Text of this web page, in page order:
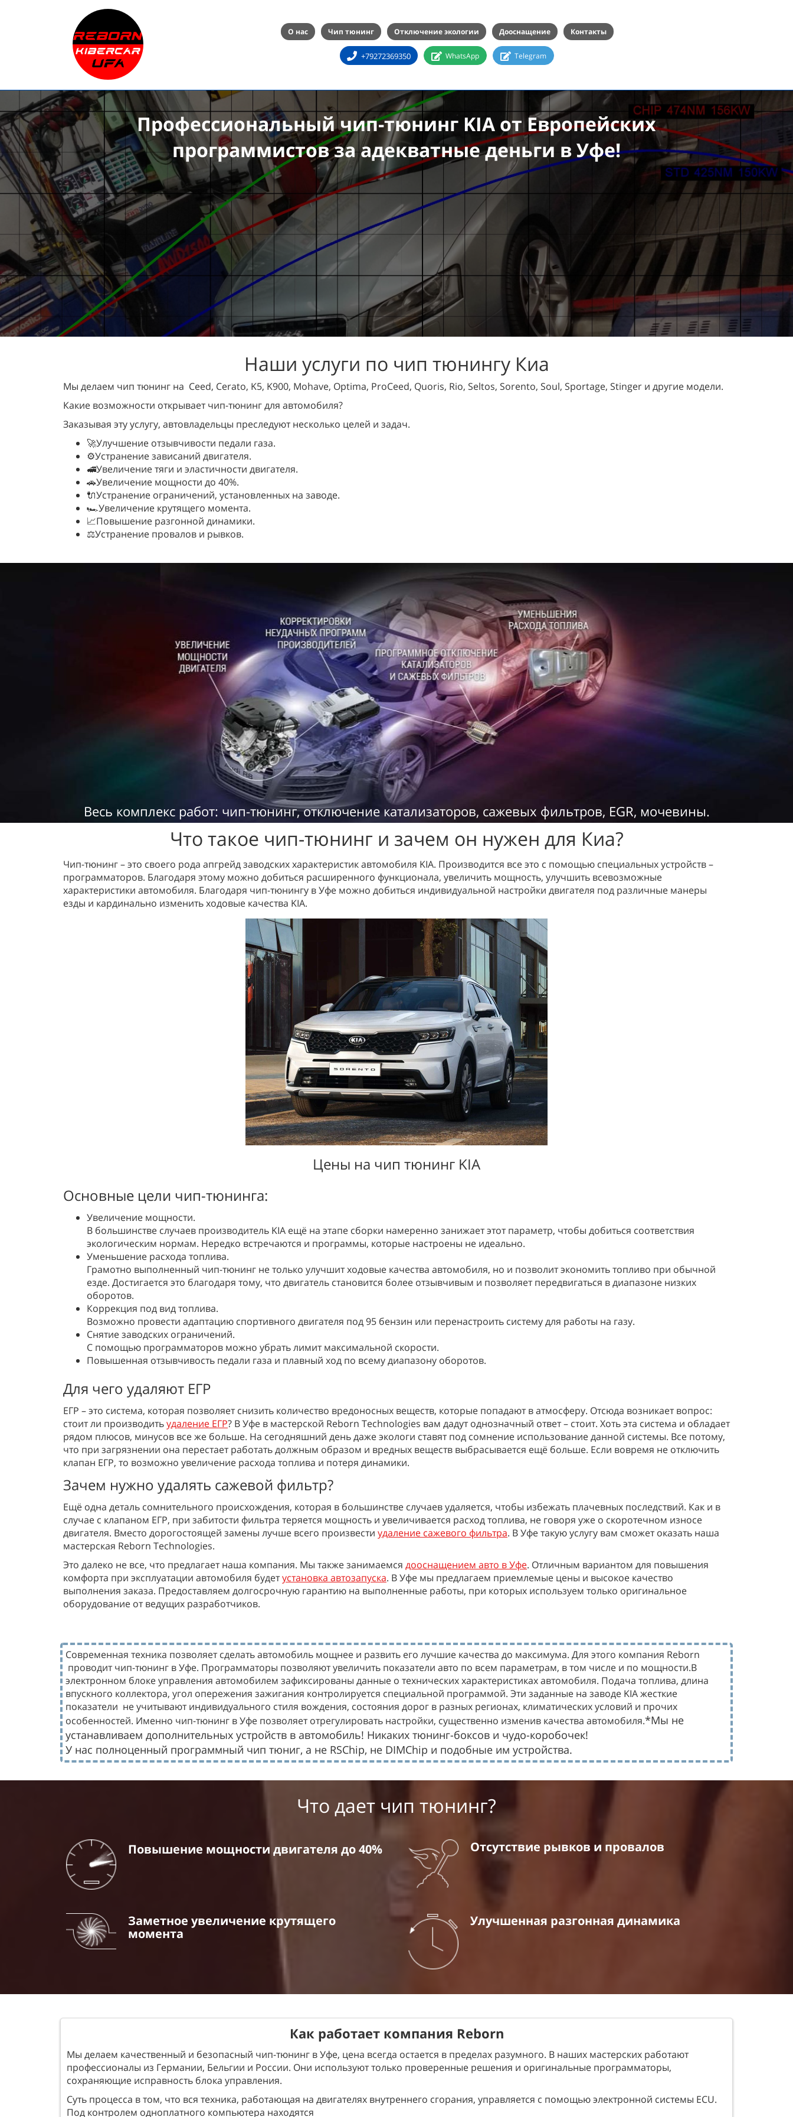
О нас Чип тюнинг Отключение экологии Дооснащение Контакты
+79272369350 WhatsApp Telegram
Профессиональный чип-тюнинг KIA от Европейских
программистов за адекватные деньги в Уфе!
Наши услуги по чип тюнингу Киа
Мы делаем чип тюнинг на Ceed, Cerato, K5, K900, Mohave, Optima, ProCeed, Quoris, Rio, Seltos, Sorento, Soul, Sportage, Stinger и другие модели.
Какие возможности открывает чип-тюнинг для автомобиля?
Заказывая эту услугу, автовладельцы преследуют несколько целей и задач.
🚀Улучшение отзывчивости педали газа.
⚙️Устранение зависаний двигателя.
🚅Увеличение тяги и эластичности двигателя.
🚗Увеличение мощности до 40%.
🔌Устранение ограничений, установленных на заводе.
🏎️Увеличение крутящего момента.
📈Повышение разгонной динамики.
⚖️Устранение провалов и рывков.
Весь комплекс работ: чип-тюнинг, отключение катализаторов, сажевых фильтров, EGR, мочевины.
Что такое чип-тюнинг и зачем он нужен для Киа?
Чип-тюнинг – это своего рода апгрейд заводских характеристик автомобиля KIA. Производится все это с помощью специальных устройств –
программаторов. Благодаря этому можно добиться расширенного функционала, увеличить мощность, улучшить всевозможные
характеристики автомобиля. Благодаря чип-тюнингу в Уфе можно добиться индивидуальной настройки двигателя под различные манеры
езды и кардинально изменить ходовые качества KIA.
Цены на чип тюнинг KIA
Основные цели чип-тюнинга:
Увеличение мощности.
В большинстве случаев производитель KIA ещё на этапе сборки намеренно занижает этот параметр, чтобы добиться соответствия
экологическим нормам. Нередко встречаются и программы, которые настроены не идеально.
Уменьшение расхода топлива.
Грамотно выполненный чип-тюнинг не только улучшит ходовые качества автомобиля, но и позволит экономить топливо при обычной
езде. Достигается это благодаря тому, что двигатель становится более отзывчивым и позволяет передвигаться в диапазоне низких
оборотов.
Коррекция под вид топлива.
Возможно провести адаптацию спортивного двигателя под 95 бензин или перенастроить систему для работы на газу.
Снятие заводских ограничений.
С помощью программаторов можно убрать лимит максимальной скорости.
Повышенная отзывчивость педали газа и плавный ход по всему диапазону оборотов.
Для чего удаляют ЕГР
ЕГР – это система, которая позволяет снизить количество вредоносных веществ, которые попадают в атмосферу. Отсюда возникает вопрос:
стоит ли производитьудаление ЕГР? В Уфе в мастерской Reborn Technologies вам дадут однозначный ответ – стоит. Хоть эта система и обладает
рядом плюсов, минусов все же больше. На сегодняшний день даже экологи ставят под сомнение использование данной системы. Все потому,
что при загрязнении она перестает работать должным образом и вредных веществ выбрасывается ещё больше. Если вовремя не отключить
клапан ЕГР, то возможно увеличение расхода топлива и потеря динамики.
Зачем нужно удалять сажевой фильтр?
Ещё одна деталь сомнительного происхождения, которая в большинстве случаев удаляется, чтобы избежать плачевных последствий. Как и в
случае с клапаном ЕГР, при забитости фильтра теряется мощность и увеличивается расход топлива, не говоря уже о скоротечном износе
двигателя. Вместо дорогостоящей замены лучше всего произвести удаление сажевого фильтра. В Уфе такую услугу вам сможет оказать наша
мастерская Reborn Technologies.
Это далеко не все, что предлагает наша компания. Мы также занимаемся дооснащением авто в Уфе. Отличным вариантом для повышения
комфорта при эксплуатации автомобиля будетустановка автозапуска. В Уфе мы предлагаем приемлемые цены и высокое качество
выполнения заказа. Предоставляем долгосрочную гарантию на выполненные работы, при которых используем только оригинальное
оборудование от ведущих разработчиков.
Современная техника позволяет сделать автомобиль мощнее и развить его лучшие качества до максимума. Для этого компания Reborn
проводит чип-тюнинг в Уфе. Программаторы позволяют увеличить показатели авто по всем параметрам, в том числе и по мощности.В
электронном блоке управления автомобилем зафиксированы данные о технических характеристиках автомобиля. Подача топлива, длина
впускного коллектора, угол опережения зажигания контролируется специальной программой. Эти заданные на заводе KIA жесткие
показатели не учитывают индивидуального стиля вождения, состояния дорог в разных регионах, климатических условий и прочих
особенностей. Именно чип-тюнинг в Уфе позволяет отрегулировать настройки, существенно изменив качества автомобиля.*Мы не
устанавливаем дополнительных устройств в автомобиль! Никаких тюнинг-боксов и чудо-коробочек!
У нас полноценный программный чип тюниг, а не RSChip, не DIMChip и подобные им устройства.
Что дает чип тюнинг?
Повышение мощности двигателя до 40% Отсутствие рывков и провалов
Заметное увеличение крутящего
момента
Улучшенная разгонная динамика
Как работает компания Reborn
Мы делаем качественный и безопасный чип-тюнинг в Уфе, цена всегда остается в пределах разумного. В наших мастерских работают
профессионалы из Германии, Бельгии и России. Они используют только проверенные решения и оригинальные программаторы,
сохраняющие исправность блока управления.
Суть процесса в том, что вся техника, работающая на двигателях внутреннего сгорания, управляется с помощью электронной системы ECU.
Под контролем одноплатного компьютера находятся